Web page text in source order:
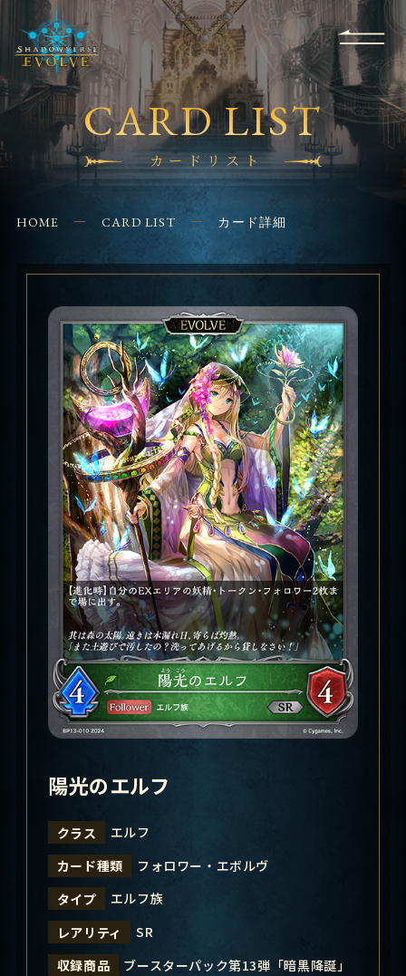
Q&A
EVENT SHOPS
FOR
BEGINNERS
APPLICATION
CONTACT
CARD LIST
カードリスト
HOME CARD LIST カード詳細
陽光のエルフ
クラス
エルフ
カード種類
フォロワー・エボルヴ
タイプ
エルフ族
レアリティ
SR
収録商品
ブースターパック第13弾「暗黒降誕」